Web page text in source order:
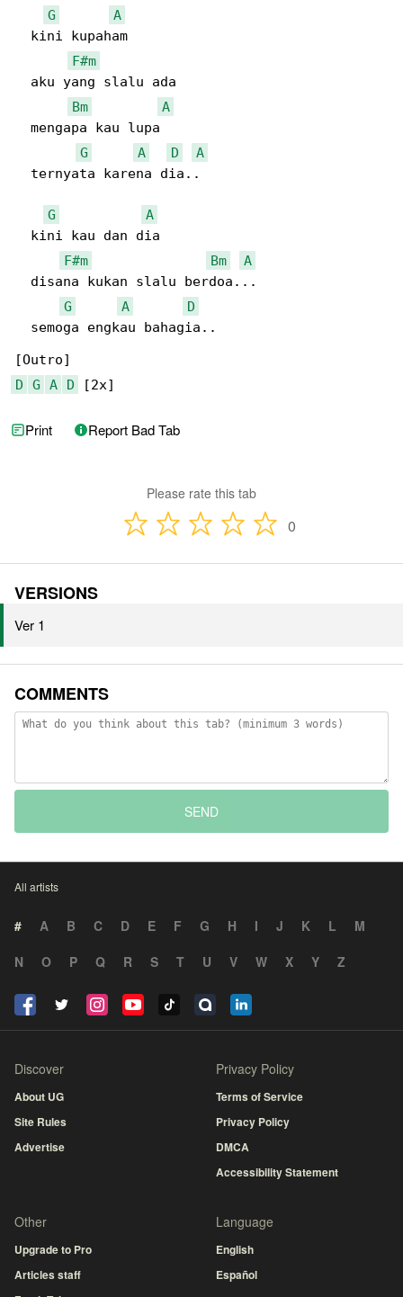
G
A
kini kupaham
F#m
aku yang slalu ada
Bm
A
mengapa kau lupa
G
A D
A
ternyata karena dia..
G
A
kini kau dan dia
F#m
Bm
A
disana kukan slalu berdoa...
G
A
D
semoga engkau bahagia..
D
G A D [2x]
Print Report Bad Tab
Please rate this tab
0
VERSIONS
Ver 1
COMMENTS
SEND
All artists
# A B C D E F G H I J K L
M
N
O P Q R S T U V W X Y Z
Discover
About UG
Site Rules
Advertise
Privacy Policy
Terms of Service
Privacy Policy
DMCA
Accessibility Statement
Other
Upgrade to Pro
Articles staff
Language
English
Español